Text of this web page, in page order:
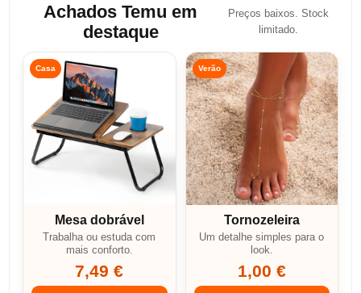
Achados Temu em
destaque
Preços baixos. Stock
limitado.
Casa
Mesa dobrável
Trabalha ou estuda com
mais conforto.
7,49 €
Verão
Tornozeleira
Um detalhe simples para o
look.
1,00 €